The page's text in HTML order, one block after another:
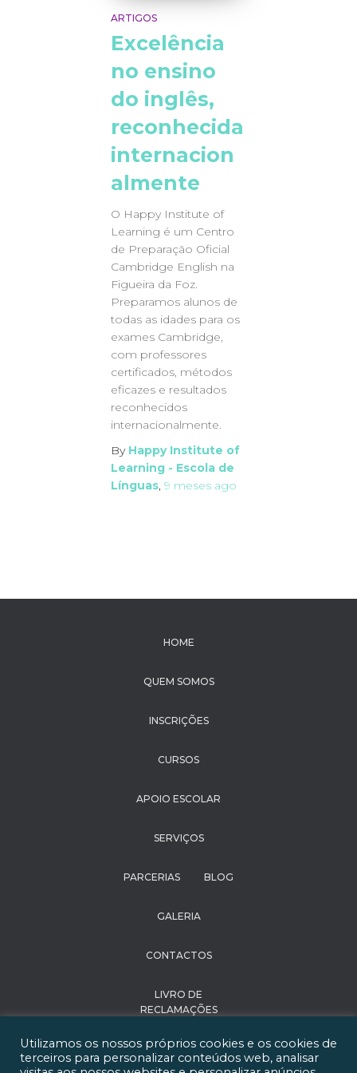
ARTIGOS
Excelência
no ensino
do inglês,
reconhecida
internacion
almente
O Happy Institute of
Learning é um Centro
de Preparação Oficial
Cambridge English na
Figueira da Foz.
Preparamos alunos de
todas as idades para os
exames Cambridge,
com professores
certificados, métodos
eficazes e resultados
reconhecidos
internacionalmente.
By Happy Institute of
Learning - Escola de
Línguas, 9 meses ago
HOME
QUEM SOMOS
INSCRIÇÕES
CURSOS
APOIO ESCOLAR
SERVIÇOS
PARCERIAS BLOG
GALERIA
CONTACTOS
LIVRO DE
RECLAMAÇÕES
POLÍTICA DE
PRIVACIDADE
Utilizamos os nossos próprios cookies e os cookies de
terceiros para personalizar conteúdos web, analisar